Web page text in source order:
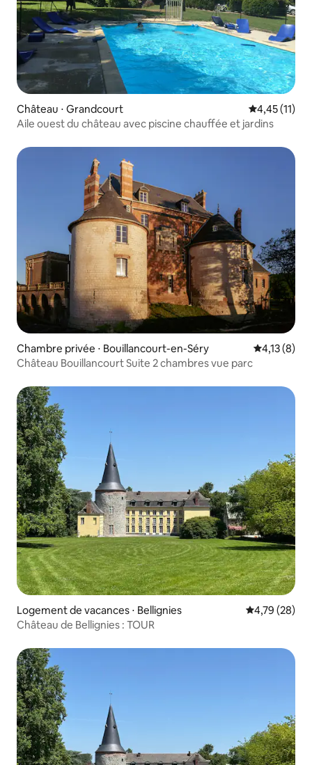
Château ⋅ Grandcourt Évaluation
4,45 (11)
Aile ouest du château avec piscine chauffée et jardins
Chambre privée ⋅ Bouillancourt-en-Séry Évaluation
4,13 (8)
Château Bouillancourt Suite 2 chambres vue parc
Logement de vacances ⋅ Bellignies Évaluation
4,79 (28)
Château de Bellignies : TOUR